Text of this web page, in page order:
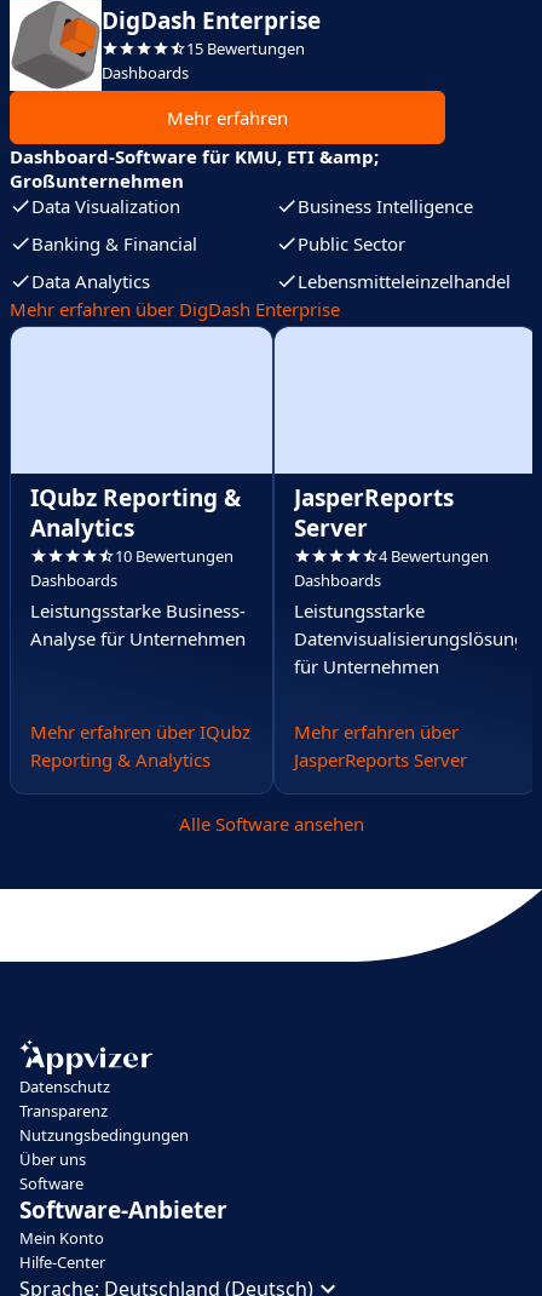
DigDash Enterprise
15 Bewertungen
Dashboards
Mehr erfahren
Dashboard-Software für KMU, ETI &amp;
Großunternehmen
Data Visualization
Business Intelligence
Banking & Financial
Public Sector
Data Analytics
Lebensmitteleinzelhandel
Mehr erfahren über DigDash Enterprise
IQubz Reporting &
Analytics
10 Bewertungen
Dashboards
Leistungsstarke Business-
Analyse für Unternehmen
Mehr erfahren über IQubz
Reporting & Analytics
JasperReports
Server
4 Bewertungen
Dashboards
Leistungsstarke
Datenvisualisierungslösung
für Unternehmen
Mehr erfahren über
JasperReports Server
Alle Software ansehen
Datenschutz
Transparenz
Nutzungsbedingungen
Über uns
Software
Software-Anbieter
Mein Konto
Hilfe-Center
Sprache: Deutschland (Deutsch)